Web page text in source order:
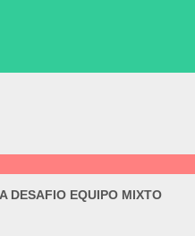
DESAFIO EQUIPO MIXTO